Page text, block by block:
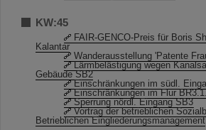
KW:45
FAIR-GENCO-Preis für Boris
Kalantar
Wanderausstellung 'Patente
Lärmbelästigung wegen
Gebäude SB2
Einschränkungen im südl.
Einschränkungen im Flur
Sperrung nördl. Eingang SB3
Vortrag der betrieblichen
Betrieblichen Eingliederungsmanagement